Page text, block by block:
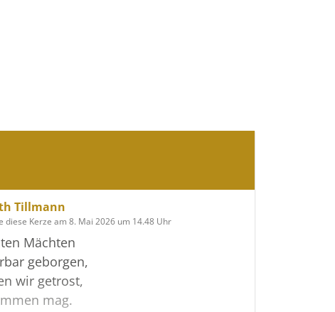
Tillmann
diese Kerze am 8. Mai 2026 um 14.48 Uhr
Mächten
geborgen,
wir getrost,
mag.